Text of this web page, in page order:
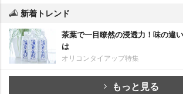
新着トレンド
茶葉で一目瞭然の浸透力！味の違
は
オリコンタイアップ特集
もっと見る